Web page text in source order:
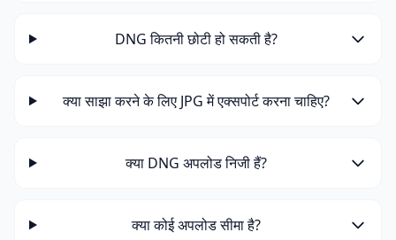
DNG कितनी छोटी हो सकती है?
क्या साझा करने के लिए JPG में एक्सपोर्ट करना चाहिए?
क्या DNG अपलोड निजी हैं?
क्या कोई अपलोड सीमा है?